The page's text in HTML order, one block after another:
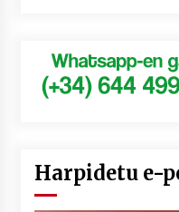
Harpidetu e-